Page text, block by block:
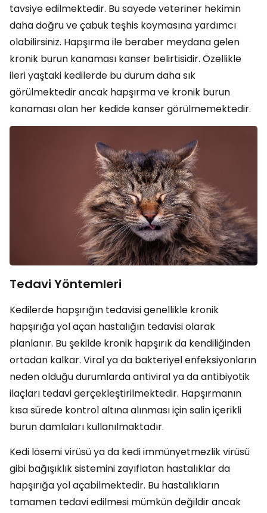
tavsiye edilmektedir. Bu sayede veteriner hekimin
daha doğru ve çabuk teşhis koymasına yardımcı
olabilirsiniz. Hapşırma ile beraber meydana gelen
kronik burun kanaması kanser belirtisidir. Özellikle
ileri yaştaki kedilerde bu durum daha sık
görülmektedir ancak hapşırma ve kronik burun
kanaması olan her kedide kanser görülmemektedir.
Tedavi Yöntemleri
Kedilerde hapşırığın tedavisi genellikle kronik
hapşırığa yol açan hastalığın tedavisi olarak
planlanır. Bu şekilde kronik hapşırık da kendiliğinden
ortadan kalkar. Viral ya da bakteriyel enfeksiyonların
neden olduğu durumlarda antiviral ya da antibiyotik
ilaçları tedavi gerçekleştirilmektedir. Hapşırmanın
kısa sürede kontrol altına alınması için salin içerikli
burun damlaları kullanılmaktadır.
Kedi lösemi virüsü ya da kedi immünyetmezlik virüsü
gibi bağışıklık sistemini zayıflatan hastalıklar da
hapşırığa yol açabilmektedir. Bu hastalıkların
tamamen tedavi edilmesi mümkün değildir ancak